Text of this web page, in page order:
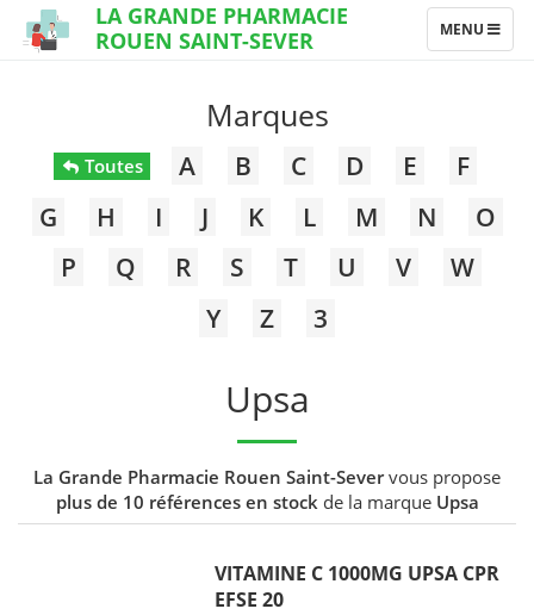
LA GRANDE PHARMACIE
ROUEN SAINT-SEVER
TOGGLE
NAVIGATION
MENU
Marques
Toutes A B C D E
F
G
H I J K L M N
O
P
Q R S T U V
W
Y
Z 3
Upsa
La Grande Pharmacie Rouen Saint-Severvous propose
plus de 10 références en stock de la marque Upsa
VITAMINE C 1000MG UPSA CPR
EFSE 20